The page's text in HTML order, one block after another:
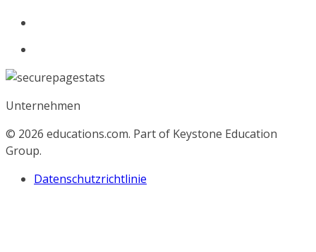
Unternehmen
© 2026 educations.com. Part of Keystone Education
Group.
Datenschutzrichtlinie